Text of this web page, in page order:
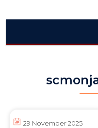
29 November 2025